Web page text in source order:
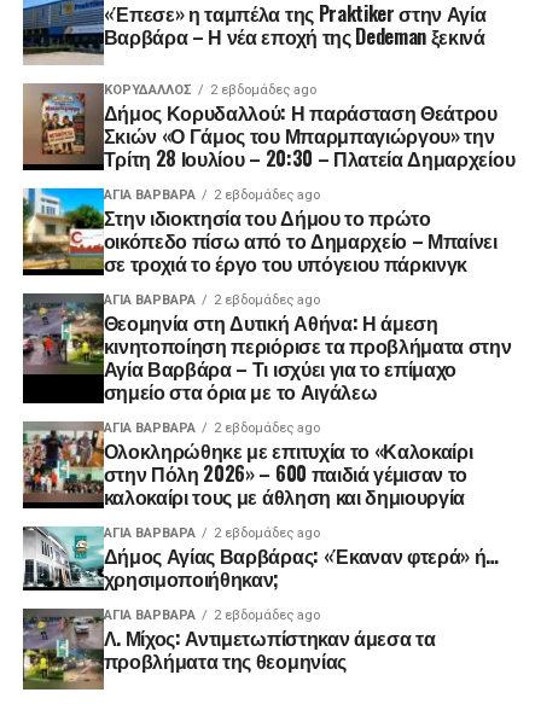
«Έπεσε» η ταμπέλα της Praktiker στην Αγία
Βαρβάρα – Η νέα εποχή της Dedeman ξεκινά
ΚΟΡΥΔΑΛΛΟΣ 2 εβδομάδες ago
Δήμος Κορυδαλλού: Η παράσταση Θεάτρου
Σκιών «Ο Γάμος του Μπαρμπαγιώργου» την
Τρίτη 28 Ιουλίου – 20:30 – Πλατεία Δημαρχείου
ΑΓΙΑ ΒΑΡΒΑΡΑ 2 εβδομάδες ago
Στην ιδιοκτησία του Δήμου το πρώτο
οικόπεδο πίσω από το Δημαρχείο – Μπαίνει
σε τροχιά το έργο του υπόγειου πάρκινγκ
ΑΓΙΑ ΒΑΡΒΑΡΑ 2 εβδομάδες ago
Θεομηνία στη Δυτική Αθήνα: Η άμεση
κινητοποίηση περιόρισε τα προβλήματα στην
Αγία Βαρβάρα – Τι ισχύει για το επίμαχο
σημείο στα όρια με το Αιγάλεω
ΑΓΙΑ ΒΑΡΒΑΡΑ 2 εβδομάδες ago
Ολοκληρώθηκε με επιτυχία το «Καλοκαίρι
στην Πόλη 2026» – 600 παιδιά γέμισαν το
καλοκαίρι τους με άθληση και δημιουργία
ΑΓΙΑ ΒΑΡΒΑΡΑ 2 εβδομάδες ago
Δήμος Αγίας Βαρβάρας: «Έκαναν φτερά» ή…
χρησιμοποιήθηκαν;
ΑΓΙΑ ΒΑΡΒΑΡΑ 2 εβδομάδες ago
Λ. Μίχος: Αντιμετωπίστηκαν άμεσα τα
προβλήματα της θεομηνίας